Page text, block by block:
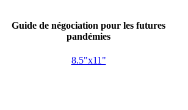
Guide de négociation pour les futures
pandémies
8.5"x11"